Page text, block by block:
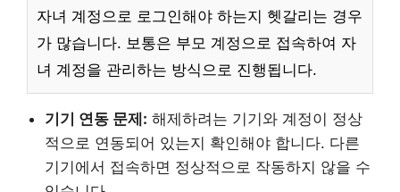
자녀 계정으로 로그인해야 하는지 헷갈리는 경우
가 많습니다. 보통은 부모 계정으로 접속하여 자
녀 계정을 관리하는 방식으로 진행됩니다.
기기 연동 문제: 해제하려는 기기와 계정이 정상
적으로 연동되어 있는지 확인해야 합니다. 다른
기기에서 접속하면 정상적으로 작동하지 않을 수